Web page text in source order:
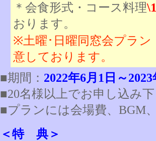
＊会食形式・コース料理
おります。
※土曜･日曜同窓会プラン
意しております。
■期間： 2022年6月1日～
■20名様以上でお申し込み
■プランには会場費、BGM
＜特 典＞